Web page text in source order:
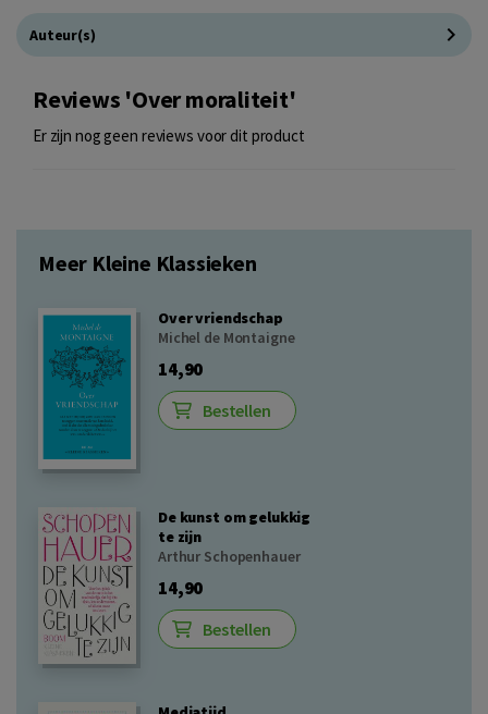
Auteur(s)
Reviews 'Over moraliteit'
Er zijn nog geen reviews voor dit product
Meer Kleine Klassieken
Over vriendschap
Michel de Montaigne
14,90
Bestellen
De kunst om gelukkig
te zijn
Arthur Schopenhauer
14,90
Bestellen